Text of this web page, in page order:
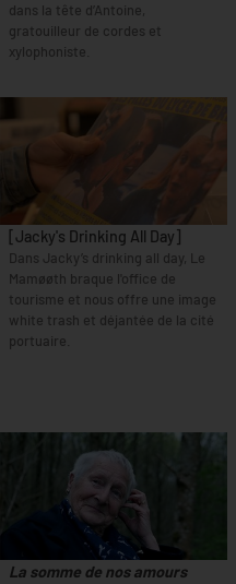
dans la tête d’Antoine,
gratouilleur de cordes et
xylophoniste.
[Jacky's Drinking All Day]
Dans Jacky’s drinking all day, Le
Mamøøth braque l'office de
tourisme et nous offre une image
white trash et déjantée de la cité
portuaire.
La somme de nos amours